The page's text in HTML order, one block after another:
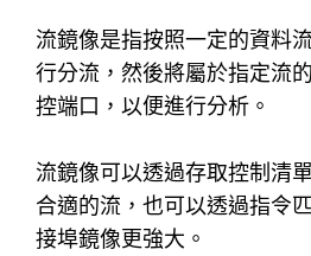
流鏡像是指按照一定的資料
行分流，然後將屬於指定流
控端口，以便進行分析。
流鏡像可以透過存取控制清
合適的流，也可以透過指令
接埠鏡像更強大。